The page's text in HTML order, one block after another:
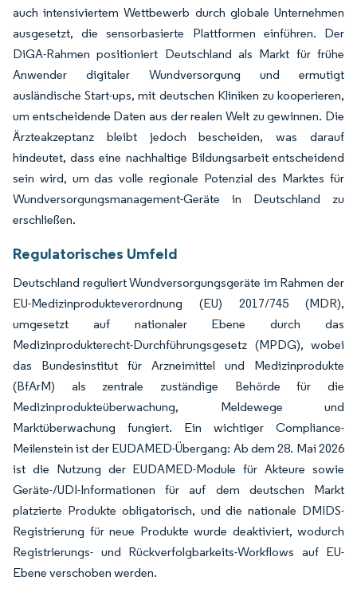
auch intensiviertem Wettbewerb durch globale Unternehmen
ausgesetzt, die sensorbasierte Plattformen einführen. Der
DiGA-Rahmen positioniert Deutschland als Markt für frühe
Anwender digitaler Wundversorgung und ermutigt
ausländische Start-ups, mit deutschen Kliniken zu kooperieren,
um entscheidende Daten aus der realen Welt zu gewinnen. Die
Ärzteakzeptanz bleibt jedoch bescheiden, was darauf
hindeutet, dass eine nachhaltige Bildungsarbeit entscheidend
sein wird, um das volle regionale Potenzial des Marktes für
Wundversorgungsmanagement-Geräte in Deutschland zu
erschließen.
Regulatorisches Umfeld
Deutschland reguliert Wundversorgungsgeräte im Rahmen der
EU-Medizinprodukteverordnung (EU) 2017/745 (MDR),
umgesetzt auf nationaler Ebene durch das
Medizinprodukterecht-Durchführungsgesetz (MPDG), wobei
das Bundesinstitut für Arzneimittel und Medizinprodukte
(BfArM) als zentrale zuständige Behörde für die
Medizinprodukteüberwachung, Meldewege und
Marktüberwachung fungiert. Ein wichtiger Compliance-
Meilenstein ist der EUDAMED-Übergang: Ab dem 28. Mai 2026
ist die Nutzung der EUDAMED-Module für Akteure sowie
Geräte-/UDI-Informationen für auf dem deutschen Markt
platzierte Produkte obligatorisch, und die nationale DMIDS-
Registrierung für neue Produkte wurde deaktiviert, wodurch
Registrierungs- und Rückverfolgbarkeits-Workflows auf EU-
Ebene verschoben werden.